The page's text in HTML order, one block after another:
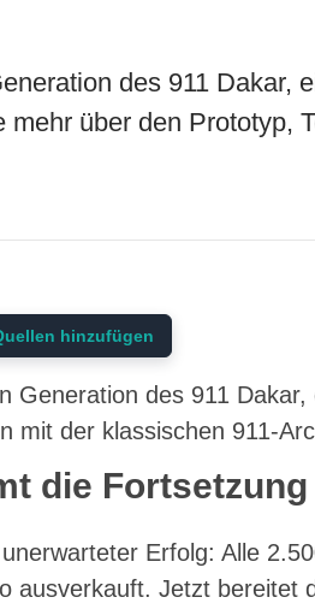
des 911 Dakar,
über den Prototyp,
hinzufügen
Generation des 911 Dakar,
mit der klassischen 911-
die Fortsetzung
Erfolg: Alle
ausverkauft. Jetzt bereitet